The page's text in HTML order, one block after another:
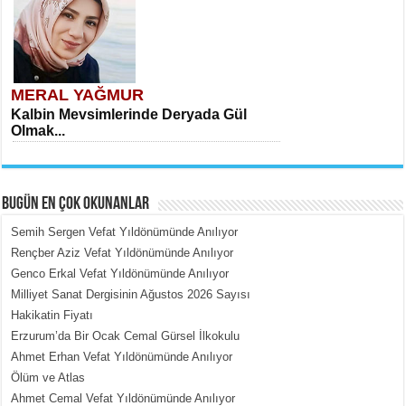
MERAL YAĞMUR
Kalbin Mevsimlerinde Deryada Gül
Olmak...
MEHMET ÇOBAN
İçerdeki Put Dışardaki Maskeler...
BUGÜN EN ÇOK OKUNANLAR
Semih Sergen Vefat Yıldönümünde Anılıyor
Rençber Aziz Vefat Yıldönümünde Anılıyor
Genco Erkal Vefat Yıldönümünde Anılıyor
Milliyet Sanat Dergisinin Ağustos 2026 Sayısı
Hakikatin Fiyatı
Erzurum’da Bir Ocak Cemal Gürsel İlkokulu
Ahmet Erhan Vefat Yıldönümünde Anılıyor
Ölüm ve Atlas
Ahmet Cemal Vefat Yıldönümünde Anılıyor